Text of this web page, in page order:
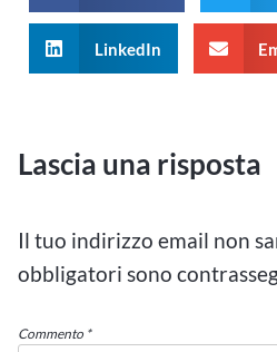
LinkedIn
Lascia una risposta
Il tuo indirizzo email non
obbligatori sono
Commento *